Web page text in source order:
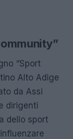
“Sport
Alto Adige
da Assi
dirigenti
dello sport